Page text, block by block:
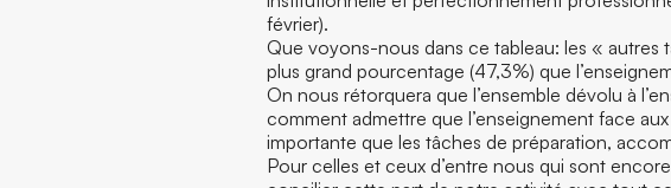
février).
Que voyons-nous dans ce tableau: les « autres
plus grand pourcentage (47,3%) que
On nous rétorquera que l’ensemble dévolu à
comment admettre que l’enseignement face
importante que les tâches de préparation,
Pour celles et ceux d’entre nous qui sont